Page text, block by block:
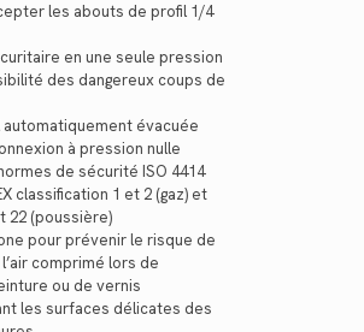
les abouts de profil 1/4
en une seule pression
des dangereux coups de
automatiquement évacuée
à pression nulle
de sécurité ISO 4414
classification 1 et 2 (gaz) et
22 (poussière)
pour prévenir le risque de
comprimé lors de
ou de vernis
les surfaces délicates des